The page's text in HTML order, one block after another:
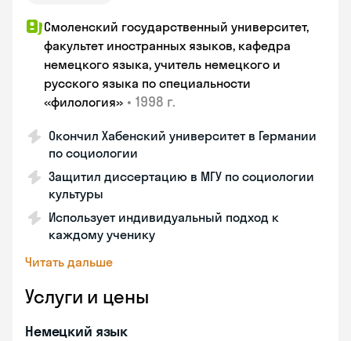
Смоленский государственный университет,
факультет иностранных языков, кафедра
немецкого языка, учитель немецкого и
русского языка по специальности
«филология» • 1998 г.
Окончил Хабенский университет в Германии
по социологии
Защитил диссертацию в МГУ по социологии
культуры
Использует индивидуальный подход к
каждому ученику
Читать дальше
Услуги и цены
Немецкий язык